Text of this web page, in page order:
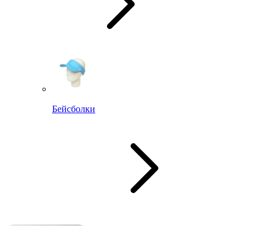
Бейсболки